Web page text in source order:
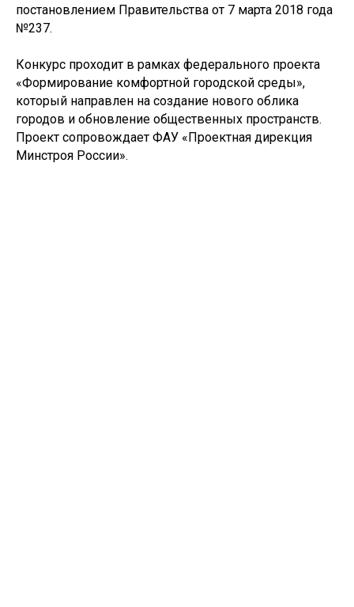
постановлением Правительства от 7 марта 2018 года
№237.
Конкурс проходит в рамках федерального проекта
«Формирование комфортной городской среды»,
который направлен на создание нового облика
городов и обновление общественных пространств.
Проект сопровождает ФАУ «Проектная дирекция
Минстроя России».